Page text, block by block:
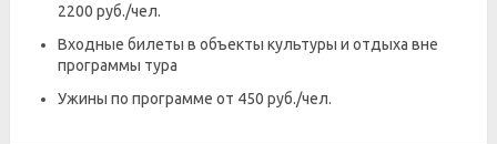
2200 руб./чел.
Входные билеты в объекты культуры и отдыха вне
программы тура
Ужины по программе от 450 руб./чел.